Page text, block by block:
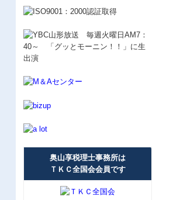
奥山享税理士事務所は
ＴＫＣ全国会会員です